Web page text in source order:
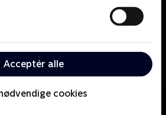
Acceptér alle
cookies
hvor Frode Får og alle
hund skal hjælpe ham med